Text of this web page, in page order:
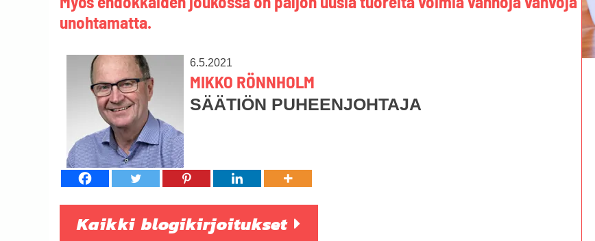
unohtamatta.
6.5.2021
MIKKO RÖNNHOLM
SÄÄTIÖN PUHEENJOHTAJA
Kaikki blogikirjoitukset